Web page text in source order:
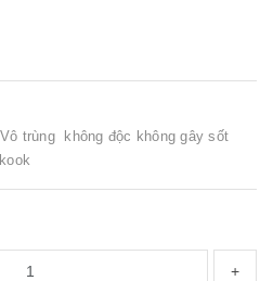
trùng không độc không gây sốt
+